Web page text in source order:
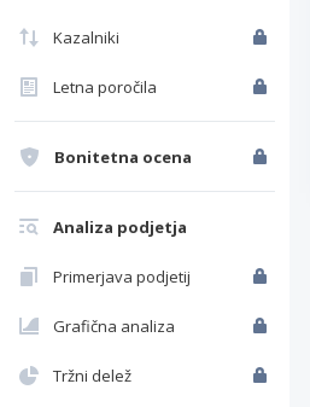
Kazalniki
Letna poročila
Bonitetna ocena
Analiza podjetja
Primerjava podjetij
Grafična analiza
Tržni delež